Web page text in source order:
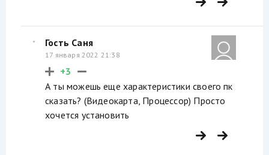
Гость Саня
17 января 2022 21:38
+3
А ты можешь еще характеристики своего пк
сказать? (Видеокарта, Процессор) Просто
хочется установить